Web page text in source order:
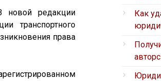
новой редакции
транспортного
права
Как